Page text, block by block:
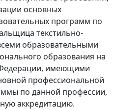
основных
программ по
текстильно-
образовательными
образования на
имеющими
профессиональной
по данной профессии,
аккредитацию.